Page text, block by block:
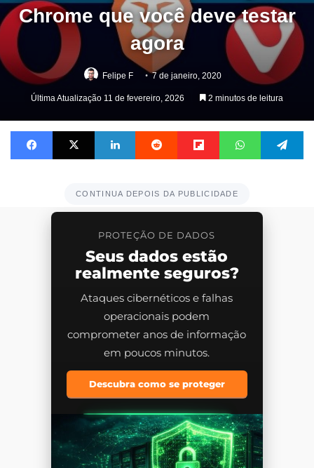
Chrome que você deve testar
agora
Felipe F 7 de janeiro, 2020
Última Atualização 11 de fevereiro, 2026 2 minutos de leitura
Facebook X Linkedin Reddit Flipboard WhatsApp
CONTINUA DEPOIS DA PUBLICIDADE
PROTEÇÃO DE DADOS
Seus dados estão
realmente seguros?
Ataques cibernéticos e falhas
operacionais podem
comprometer anos de informação
em poucos minutos.
Descubra como se proteger